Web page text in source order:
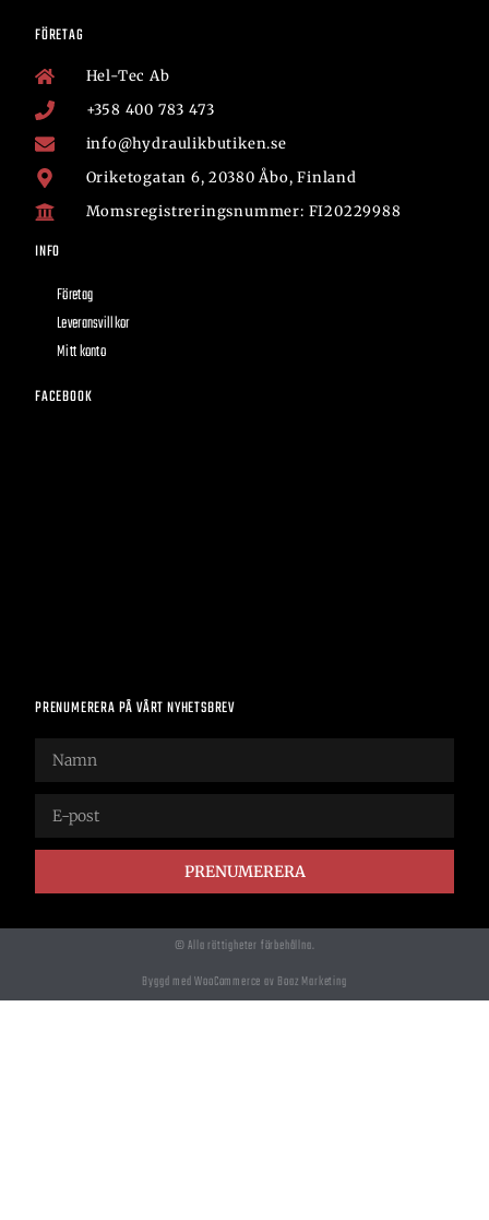
FÖRETAG
Hel-Tec Ab
+358 400 783 473
info@hydraulikbutiken.se
Oriketogatan 6, 20380 Åbo, Finland
Momsregistreringsnummer: FI20229988
INFO
Företag
Leveransvillkor
Mitt konto
FACEBOOK
PRENUMERERA PÅ VÅRT NYHETSBREV
PRENUMERERA
© Alla rättigheter förbehållna.
Byggd med WooCommerce av Boaz Marketing